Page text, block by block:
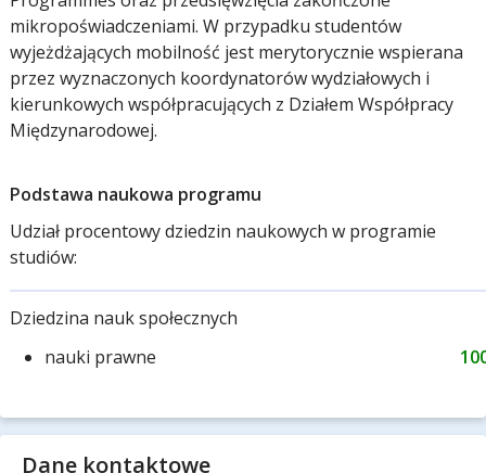
mikropoświadczeniami. W przypadku studentów
wyjeżdżających mobilność jest merytorycznie wspierana
przez wyznaczonych koordynatorów wydziałowych i
kierunkowych współpracujących z Działem Współpracy
Międzynarodowej.
Podstawa naukowa programu
Udział procentowy dziedzin naukowych w programie
studiów:
Dziedzina nauk społecznych
nauki prawne
Dane kontaktowe